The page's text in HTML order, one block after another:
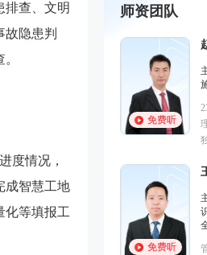
排查、文明
故隐患判
度情况，
成智慧工地
化等填报工
师资团队
免费听
免费听